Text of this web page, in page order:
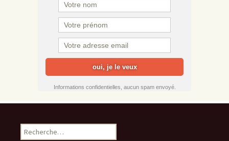
Informations confidentielles, aucun spam envoyé.
Rechercher :